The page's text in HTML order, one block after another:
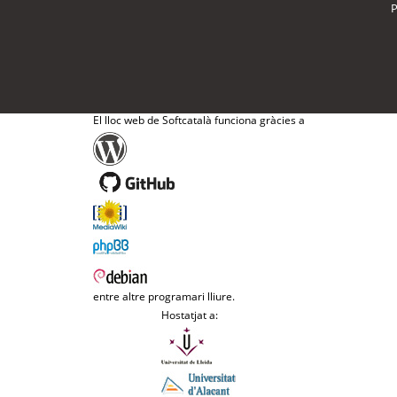
El lloc web de Softcatalà funciona gràcies a
entre altre programari lliure.
Hostatjat a: